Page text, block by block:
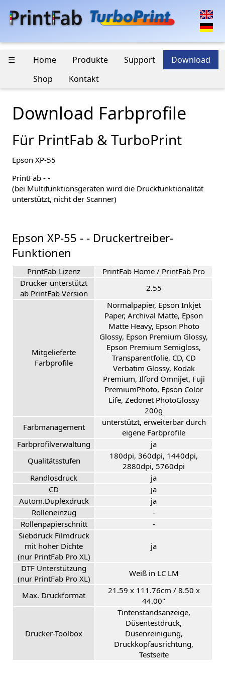
☰ Home Produkte Support
Download
Shop
Kontakt
Download Farbprofile
Für PrintFab & TurboPrint
Epson XP-55
PrintFab - -
(bei Multifunktionsgeräten wird die Druckfunktionalität
unterstützt, nicht der Scanner)
Epson XP-55 - - Druckertreiber-
Funktionen
PrintFab-Lizenz
PrintFab Home / PrintFab Pro
Drucker unterstützt
ab PrintFab Version
2.55
Mitgelieferte
Farbprofile
Normalpapier, Epson Inkjet
Paper, Archival Matte, Epson
Matte Heavy, Epson Photo
Glossy, Epson Premium Glossy,
Epson Premium Semigloss,
Transparentfolie, CD, CD
Verbatim Glossy, Kodak
Premium, Ilford Omnijet, Fuji
PremiumPhoto, Epson Color
Life, Zedonet PhotoGlossy
200g
Farbmanagement
unterstützt, erweiterbar durch
eigene Farbprofile
Farbprofilverwaltung
ja
Qualitätsstufen
180dpi, 360dpi, 1440dpi,
2880dpi, 5760dpi
Randlosdruck
ja
CD
ja
Autom.Duplexdruck
ja
Rolleneinzug
-
Rollenpapierschnitt
-
Siebdruck Filmdruck
mit hoher Dichte
(nur PrintFab Pro XL)
ja
DTF Unterstützung
(nur PrintFab Pro XL)
Weiß in LC LM
Max. Druckformat
21.59 x 111.76cm / 8.50 x
44.00"
Drucker-Toolbox
Tintenstandsanzeige,
Düsentestdruck,
Düsenreinigung,
Druckkopfausrichtung,
Testseite